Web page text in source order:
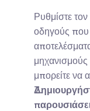
Ρυθμίστε
οδηγούς
μηχανισμούς
μπορείτε να